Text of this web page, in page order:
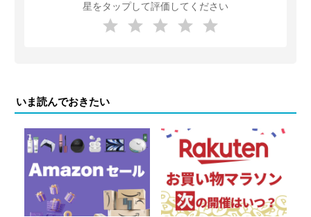
星をタップして評価してください
いま読んでおきたい